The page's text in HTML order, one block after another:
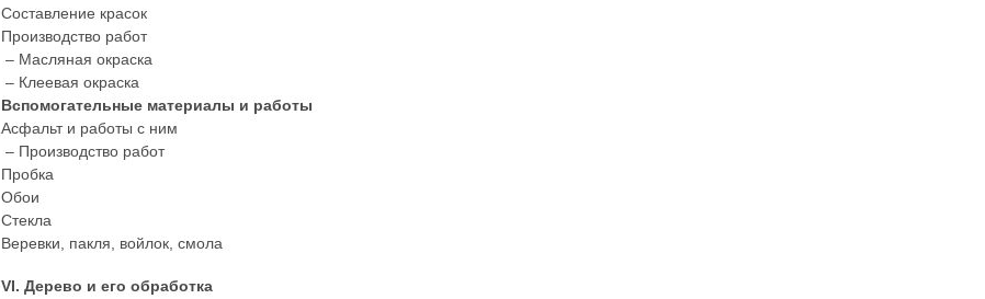
Составление красок
Производство работ
– Масляная окраска
– Клеевая окраска
Вспомогательные материалы и работы
Асфальт и работы с ним
– Производство работ
Пробка
Обои
Стекла
Веревки, пакля, войлок, смола
VI. Дерево и его обработка